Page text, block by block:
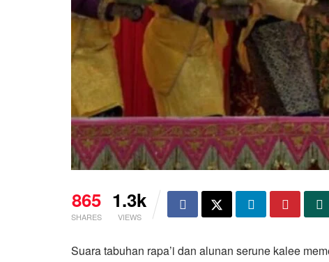
865
SHARES
1.3k
VIEWS
Suara tabuhan rapa’i dan alunan serune kalee